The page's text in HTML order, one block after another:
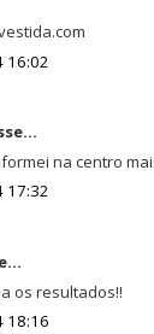
16:02
na centro
17:32
os resultados!!
18:16